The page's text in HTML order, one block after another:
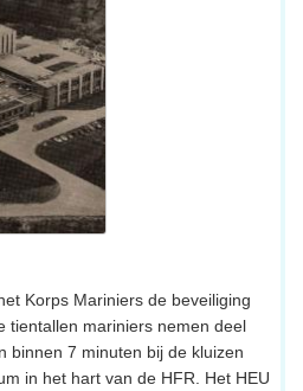
Korps Mariniers de beveiliging
tientallen mariniers nemen deel
binnen 7 minuten bij de kluizen
in het hart van de HFR. Het HEU